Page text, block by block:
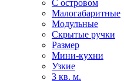
С островом
Малогабаритные
Модульные
Скрытые ручки
Размер
Мини-кухни
Узкие
3 кв. м.